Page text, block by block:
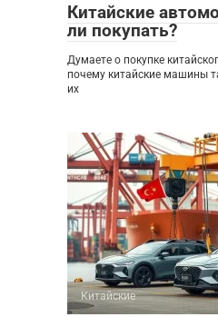
Китайские
ли покупать?
Думаете о покупке
почему китайские машины
их
Китайские